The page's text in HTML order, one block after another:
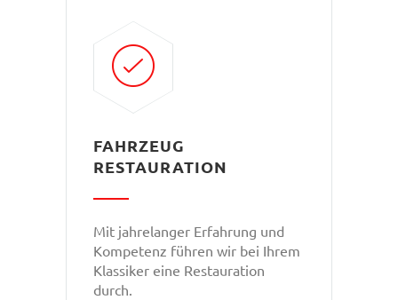
FAHRZEUG
RESTAURATION
Mit jahrelanger Erfahrung und
Kompetenz führen wir bei Ihrem
Klassiker eine Restauration
durch.